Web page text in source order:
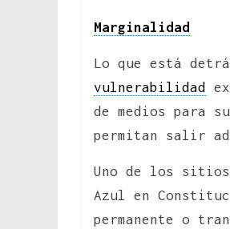
Marginalidad
Lo que está
vulnerabilidad
de medios para
permitan salir
Uno de los sitios
Azul en
permanente o